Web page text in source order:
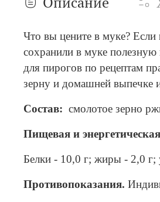
Что вы цените в муке? Если
сохранили в муке полезную
для пирогов по рецептам
зерну и домашней выпечке
Состав: смолотое зерно
Пищевая и
Белки - 10,0 г; жиры - 2,0 г;
Противопоказания.